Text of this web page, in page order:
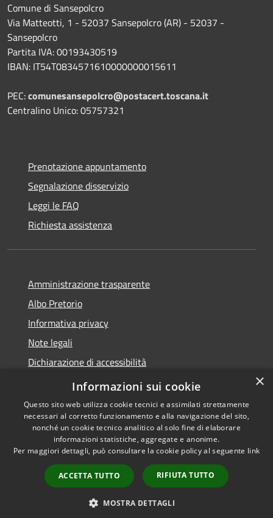
Comune di Sansepolcro
Via Matteotti, 1 - 52037 Sansepolcro (AR) - 52037 -
Sansepolcro
Partita IVA: 00193430519
IBAN: IT54T0834571610000000015611
PEC:comunesansepolcro@postacert.toscana.it
Centralino Unico: 05757321
Prenotazione appuntamento
Segnalazione disservizio
Leggi le FAQ
Richiesta assistenza
Amministrazione trasparente
Albo Pretorio
Informativa privacy
Note legali
Dichiarazione di accessibilità
Piano di miglioramento dei servizi
Accessibilità
Copyright © 2026 • Comune di
Sansepolcro • Powered by
Municipium•
Accesso
redazione
×
Informazioni sui cookie
Questo sito web utilizza cookie tecnici e assimilati strettamente
necessari al corretto funzionamento e alla navigazione del sito,
nonché un cookie tecnico analitico al solo fine di elaborare
informazioni statistiche, aggregate e anonime.
Per maggiori dettagli, può consultare la cookie policy al seguente link
ACCETTA TUTTO RIFIUTA TUTTO
MOSTRA DETTAGLI